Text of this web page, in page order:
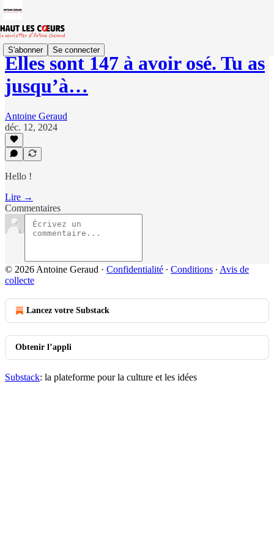
S'abonner Se connecter
Elles sont 147 à avoir osé. Tu as
jusqu’à…
Antoine Geraud
déc. 12, 2024
Hello !
Lire →
Commentaires
© 2026 Antoine Geraud · Confidentialité ∙ Conditions ∙ Avis de
collecte
Lancez votre Substack
Obtenir l’appli
Substack: la plateforme pour la culture et les idées